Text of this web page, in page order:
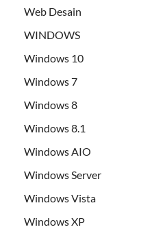
Web Desain
WINDOWS
Windows 10
Windows 7
Windows 8
Windows 8.1
Windows AIO
Windows Server
Windows Vista
Windows XP